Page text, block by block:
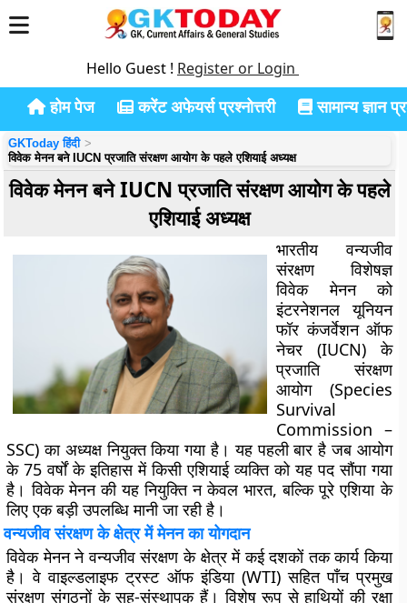
Hello Guest ! Register or Login
होम पेज करेंट अफेयर्स प्रश्नोत्तरी सामान्य ज्ञान
GKToday हिंदी
विवेक मेनन बने IUCN प्रजाति संरक्षण आयोग के पहले एशियाई अध्यक्ष
विवेक मेनन बने IUCN प्रजाति संरक्षण आयोग के पहले
एशियाई अध्यक्ष
भारतीय वन्यजीव
संरक्षण विशेषज्ञ
विवेक मेनन को
इंटरनेशनल यूनियन
फॉर कंजर्वेशन ऑफ
नेचर (IUCN) के
प्रजाति संरक्षण
आयोग (Species
Survival
Commission –
SSC) का अध्यक्ष नियुक्त किया गया है। यह पहली बार है जब आयोग
के 75 वर्षों के इतिहास में किसी एशियाई व्यक्ति को यह पद सौंपा गया
है। विवेक मेनन की यह नियुक्ति न केवल भारत, बल्कि पूरे एशिया के
लिए एक बड़ी उपलब्धि मानी जा रही है।
वन्यजीव संरक्षण के क्षेत्र में मेनन का योगदान
विवेक मेनन ने वन्यजीव संरक्षण के क्षेत्र में कई दशकों तक कार्य किया
है। वे वाइल्डलाइफ ट्रस्ट ऑफ इंडिया (WTI) सहित पाँच प्रमुख
संरक्षण संगठनों के सह-संस्थापक हैं। विशेष रूप से हाथियों की रक्षा